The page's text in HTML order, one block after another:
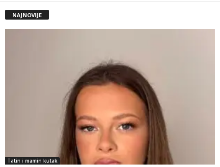
NAJNOVIJE
Tatin i mamin kutak